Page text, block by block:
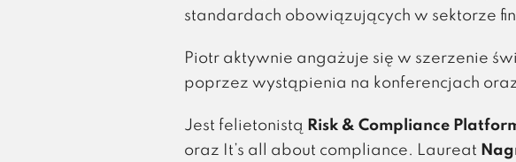
standardach obowiązujących w sektorze
Piotr aktywnie angażuje się w szerzenie
poprzez wystąpienia na konferencjach
Jest felietonistą Risk & Compliance
oraz
It’s all about compliance. Laureat